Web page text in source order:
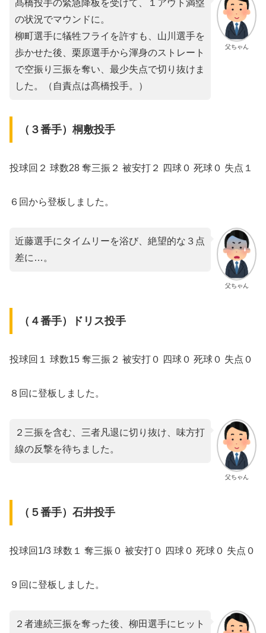
父ちゃん
髙橋投手の緊急降板を受けて、１アウト満塁
の状況でマウンドに。
柳町選手に犠牲フライを許すも、山川選手を
歩かせた後、栗原選手から渾身のストレート
で空振り三振を奪い、最少失点で切り抜けま
した。（自責点は髙橋投手。）
（３番手）桐敷投手
投球回２ 球数28 奪三振２ 被安打２ 四球０ 死球０ 失点１
６回から登板しました。
父ちゃん
近藤選手にタイムリーを浴び、絶望的な３点
差に…。
（４番手）ドリス投手
投球回１ 球数15 奪三振２ 被安打０ 四球０ 死球０ 失点０
８回に登板しました。
父ちゃん
２三振を含む、三者凡退に切り抜け、味方打
線の反撃を待ちました。
（５番手）石井投手
投球回1/3 球数１ 奪三振０ 被安打０ 四球０ 死球０ 失点０
９回に登板しました。
２者連続三振を奪った後、柳田選手にヒット